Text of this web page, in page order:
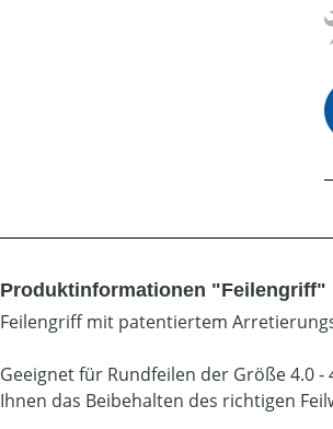
Produktinformationen "Feilengriff"
Feilengriff mit patentiertem
Geeignet für Rundfeilen der Größe 4.0
Ihnen das Beibehalten des richtigen